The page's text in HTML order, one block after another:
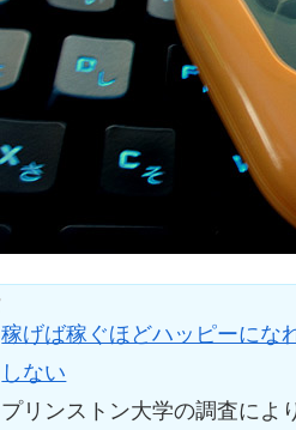
稼げば稼ぐほどハッピーにな
しない
プリンストン大学の調査によ